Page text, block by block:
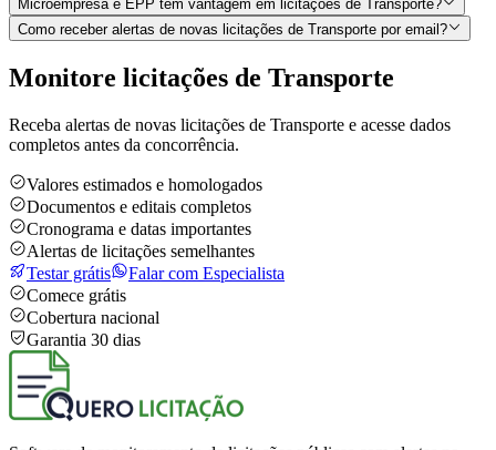
Microempresa e EPP têm vantagem em licitações de Transporte?
Como receber alertas de novas licitações de Transporte por email?
Monitore licitações de Transporte
Receba alertas de novas licitações de Transporte e acesse dados
completos antes da concorrência.
Valores estimados e homologados
Documentos e editais completos
Cronograma e datas importantes
Alertas de licitações semelhantes
Testar grátis
Falar com Especialista
Comece grátis
Cobertura nacional
Garantia 30 dias